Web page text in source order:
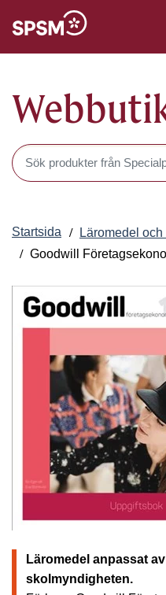
Sök produkter i
Startsida
Läromedel
Goodwill
Läromedel anpassat
skolmyndigheten.